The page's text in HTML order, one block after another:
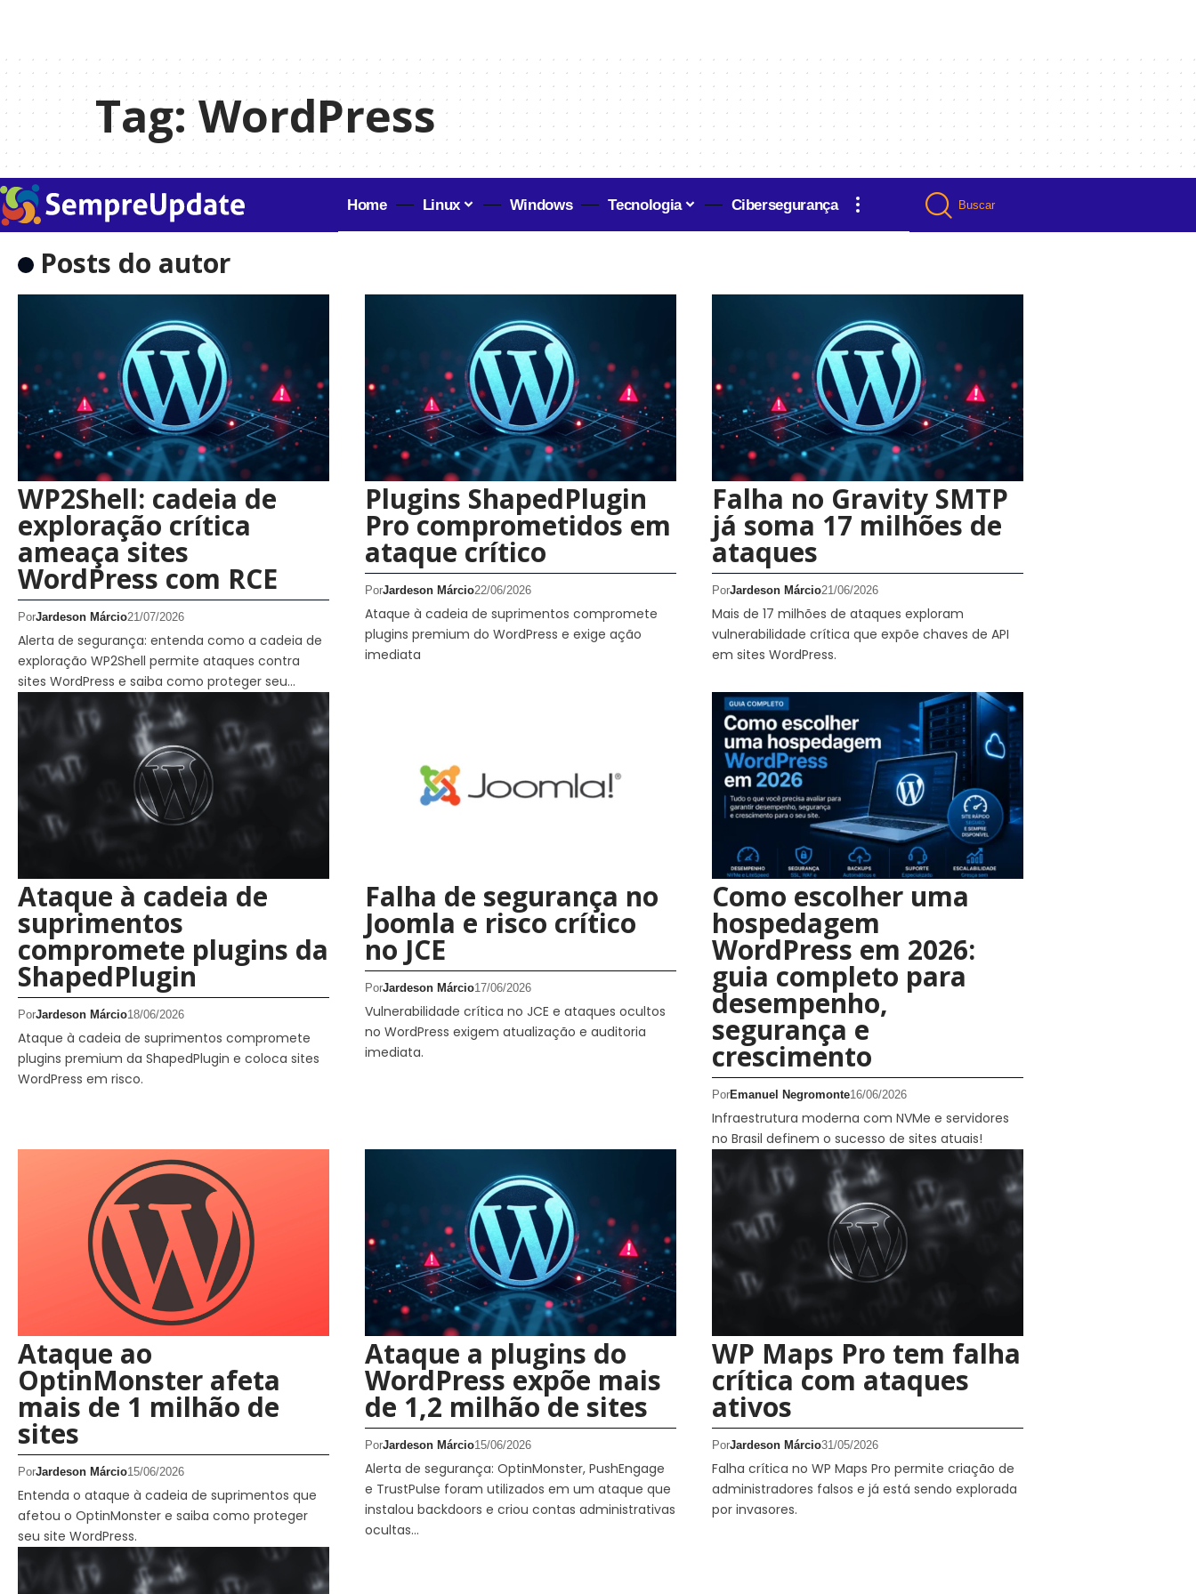
Tag:WordPress
Home Linux Windows Tecnologia Cibersegurança Buscar
Posts do autor
WP2Shell: cadeia de
exploração crítica
ameaça sites
WordPress com RCE
PorJardeson Márcio21/07/2026
Alerta de segurança: entenda como a cadeia de
exploração WP2Shell permite ataques contra
sites WordPress e saiba como proteger seu…
Plugins ShapedPlugin
Pro comprometidos em
ataque crítico
PorJardeson Márcio22/06/2026
Ataque à cadeia de suprimentos compromete
plugins premium do WordPress e exige ação
imediata
Falha no Gravity SMTP
já soma 17 milhões de
ataques
PorJardeson Márcio21/06/2026
Mais de 17 milhões de ataques exploram
vulnerabilidade crítica que expõe chaves de API
em sites WordPress.
Ataque à cadeia de
suprimentos
compromete plugins da
ShapedPlugin
PorJardeson Márcio18/06/2026
Ataque à cadeia de suprimentos compromete
plugins premium da ShapedPlugin e coloca sites
WordPress em risco.
Falha de segurança no
Joomla e risco crítico
no JCE
PorJardeson Márcio17/06/2026
Vulnerabilidade crítica no JCE e ataques ocultos
no WordPress exigem atualização e auditoria
imediata.
Como escolher uma
hospedagem
WordPress em 2026:
guia completo para
desempenho,
segurança e
crescimento
PorEmanuel Negromonte16/06/2026
Infraestrutura moderna com NVMe e servidores
no Brasil definem o sucesso de sites atuais!
Ataque ao
OptinMonster afeta
mais de 1 milhão de
sites
PorJardeson Márcio15/06/2026
Entenda o ataque à cadeia de suprimentos que
afetou o OptinMonster e saiba como proteger
seu site WordPress.
Ataque a plugins do
WordPress expõe mais
de 1,2 milhão de sites
PorJardeson Márcio15/06/2026
Alerta de segurança: OptinMonster, PushEngage
e TrustPulse foram utilizados em um ataque que
instalou backdoors e criou contas administrativas
ocultas…
WP Maps Pro tem falha
crítica com ataques
ativos
PorJardeson Márcio31/05/2026
Falha crítica no WP Maps Pro permite criação de
administradores falsos e já está sendo explorada
por invasores.